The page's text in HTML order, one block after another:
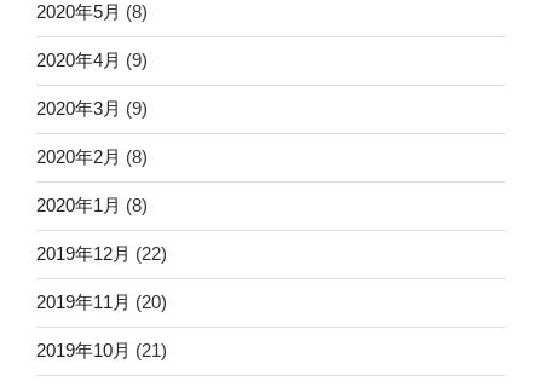
2020年5月 (8)
2020年4月 (9)
2020年3月 (9)
2020年2月 (8)
2020年1月 (8)
2019年12月 (22)
2019年11月 (20)
2019年10月 (21)